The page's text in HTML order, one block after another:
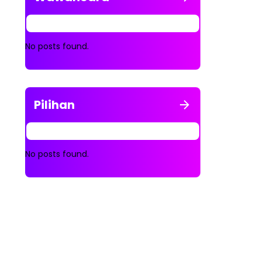
No posts found.
Pilihan
No posts found.